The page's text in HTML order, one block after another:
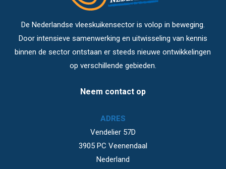
De Nederlandse vleeskuikensector is volop in beweging.
Door intensieve samenwerking en uitwisseling van kennis
binnen de sector ontstaan er steeds nieuwe ontwikkelingen
op verschillende gebieden.
Neem contact op
ADRES
Vendelier 57D
3905 PC Veenendaal
Nederland